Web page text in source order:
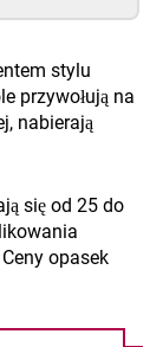
stylu
przywołują na
nabierają
się od 25 do
opasek